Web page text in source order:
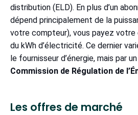
distribution (ELD). En plus d’un
dépend principalement de la
votre compteur), vous payez votre
du kWh d’électricité. Ce dernier
le fournisseur d’énergie, mais par
Commission de Régulation de
Les offres de marché